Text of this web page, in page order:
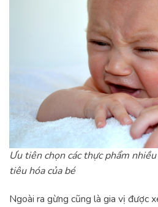
Ưu tiên chọn các thực phẩm
tiêu hóa của bé
Ngoài ra gừng cũng là gia vị được